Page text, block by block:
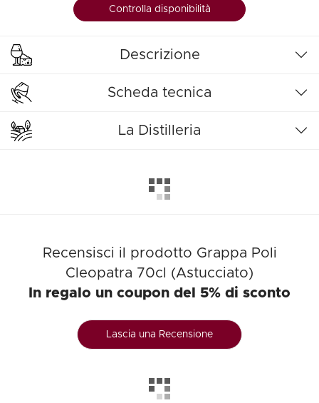
Controlla disponibilità
Descrizione
Scheda tecnica
La Distilleria
Recensisci il prodotto Grappa Poli
Cleopatra 70cl (Astucciato)
In regalo un coupon del 5% di sconto
Lascia una Recensione